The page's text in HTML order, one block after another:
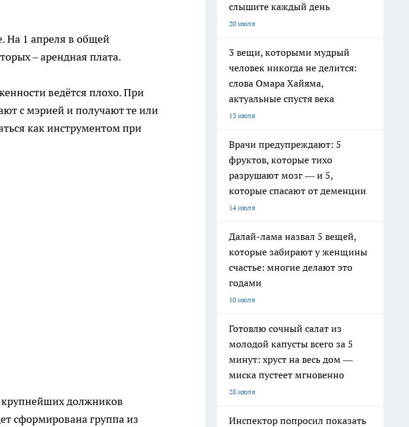
На 1 апреля в общей
– арендная плата.
ведётся плохо. При
с мэрией и получают те или
как инструментом при
крупнейших должников
сформирована группа из
слышите каждый день
20 июля
3 вещи, которыми мудрый
человек никогда не делится:
слова Омара Хайяма,
актуальные спустя века
13 июля
Врачи предупреждают: 5
фруктов, которые тихо
разрушают мозг — и 5,
которые спасают от деменции
14 июля
Далай-лама назвал 5 вещей,
которые забирают у женщины
счастье: многие делают это
годами
10 июля
Готовлю сочный салат из
молодой капусты всего за 5
минут: хруст на весь дом —
миска пустеет мгновенно
28 июля
Инспектор попросил показать